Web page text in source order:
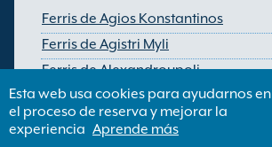
Ferris de Agios Konstantinos
Ferris de Agistri Myli
Ferris de Alexandroupoli
Ferris de Ermioni
Ferris de Igoumenitsa
Esta web usa cookies para ayudarnos en
el proceso de reserva y mejorar la
experiencia Aprende más